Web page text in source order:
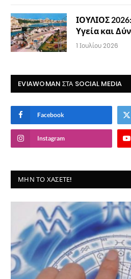
ΙΟΥΛΙΟΣ
Υγεία και
1 Ιουλίου 2026
EVIAWOMAN ΣΤΑ SOCIAL MEDIA
Facebook
Instagram
ΜΗΝ ΤΟ ΧΆΣΕΤΕ!